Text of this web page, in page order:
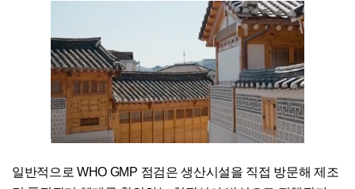
일반적으로 WHO GMP 점검은 생산시설을 직접 방문해 제조